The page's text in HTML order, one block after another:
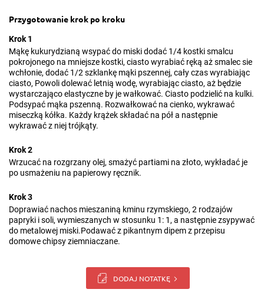
Przygotowanie krok po kroku
Krok 1
Mąkę kukurydzianą wsypać do miski dodać 1/4 kostki smalcu
pokrojonego na mniejsze kostki, ciasto wyrabiać ręką aż smalec sie
wchłonie, dodać 1/2 szklankę mąki pszennej, cały czas wyrabiając
ciasto, Powoli dolewać letnią wodę, wyrabiając ciasto, aż będzie
wystarczająco elastyczne by je wałkować. Ciasto podzielić na kulki.
Podsypać mąka pszenną. Rozwałkować na cienko, wykrawać
miseczką kółka. Każdy krążek składać na pół a następnie
wykrawać z niej trójkąty.
Krok 2
Wrzucać na rozgrzany olej, smażyć partiami na złoto, wykładać je
po usmażeniu na papierowy ręcznik.
Krok 3
Doprawiać nachos mieszaniną kminu rzymskiego, 2 rodzajów
papryki i soli, wymieszanych w stosunku 1: 1, a następnie zsypywać
do metalowej miski.Podawać z pikantnym dipem z przepisu
domowe chipsy ziemniaczane.
DODAJ NOTATKĘ